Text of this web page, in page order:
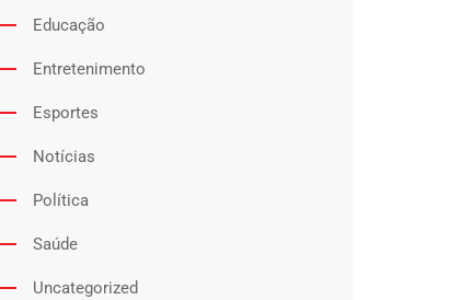
Educação
Entretenimento
Esportes
Notícias
Política
Saúde
Uncategorized